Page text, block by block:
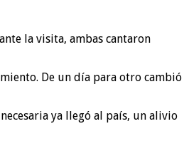
la visita, ambas cantaron
De un día para otro cambió
ya llegó al país, un alivio